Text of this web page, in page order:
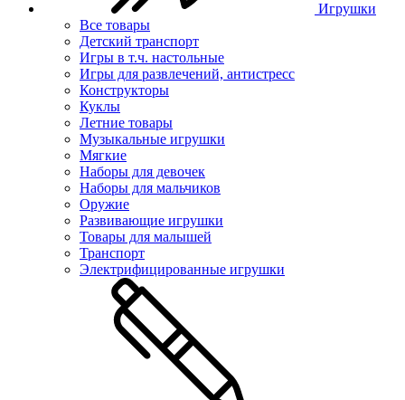
Игрушки
Все товары
Детский транспорт
Игры в т.ч. настольные
Игры для развлечений, антистресс
Конструкторы
Куклы
Летние товары
Музыкальные игрушки
Мягкие
Наборы для девочек
Наборы для мальчиков
Оружие
Развивающие игрушки
Товары для малышей
Транспорт
Электрифицированные игрушки